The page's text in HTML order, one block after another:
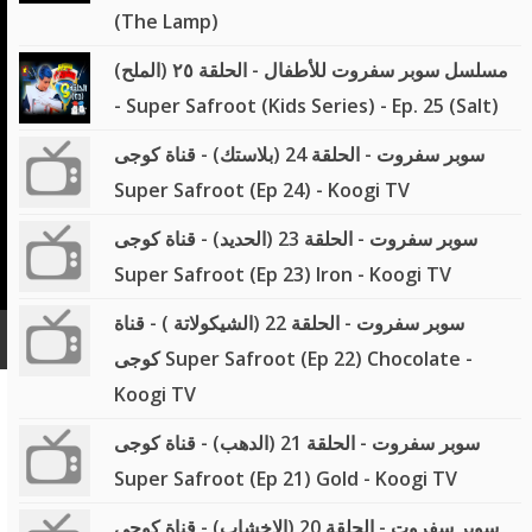
(The Lamp)
مسلسل سوبر سفروت للأطفال - الحلقة ٢٥ (الملح)
- Super Safroot (Kids Series) - Ep. 25 (Salt)
سوبر سفروت - الحلقة 24 (بلاستك) - قناة كوجى
Super Safroot (Ep 24) - Koogi TV
سوبر سفروت - الحلقة 23 (الحديد) - قناة كوجى
Super Safroot (Ep 23) Iron - Koogi TV
سوبر سفروت - الحلقة 22 (الشيكولاتة ) - قناة
كوجى Super Safroot (Ep 22) Chocolate -
Koogi TV
سوبر سفروت - الحلقة 21 (الدهب) - قناة كوجى
Super Safroot (Ep 21) Gold - Koogi TV